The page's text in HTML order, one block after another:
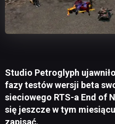
Studio Petroglyph
fazy testów wersji beta
sieciowego RTS-a End of
się jeszcze w tym
zapisać.